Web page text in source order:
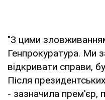
"З цими
Генпрокуратура. Ми
відкривати справи,
Після
- зазначила прем'єр,